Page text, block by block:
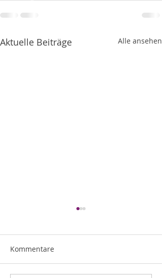
Aktuelle Beiträge Alle ansehen
Kommentare